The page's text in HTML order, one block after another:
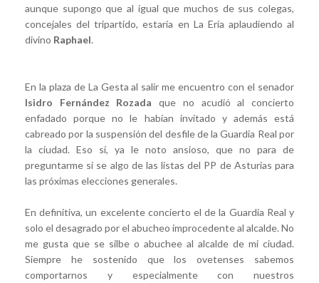
aunque supongo que al igual que muchos de sus colegas,
concejales del tripartido, estaría en La Ería aplaudiendo al
divino Raphael.
En la plaza de La Gesta al salir me encuentro con el senador
Isidro Fernández Rozada que no acudió al concierto
enfadado porque no le habían invitado y además está
cabreado por la suspensión del desfile de la Guardia Real por
la ciudad. Eso sí, ya le noto ansioso, que no para de
preguntarme si se algo de las listas del PP de Asturias para
las próximas elecciones generales.
En definitiva, un excelente concierto el de la Guardia Real y
solo el desagrado por el abucheo improcedente al alcalde. No
me gusta que se silbe o abuchee al alcalde de mi ciudad.
Siempre he sostenido que los ovetenses sabemos
comportarnos y especialmente con nuestros